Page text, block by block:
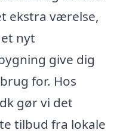
ekstra værelse,
nyt
give dig
for. Hos
gør vi det
tilbud fra lokale